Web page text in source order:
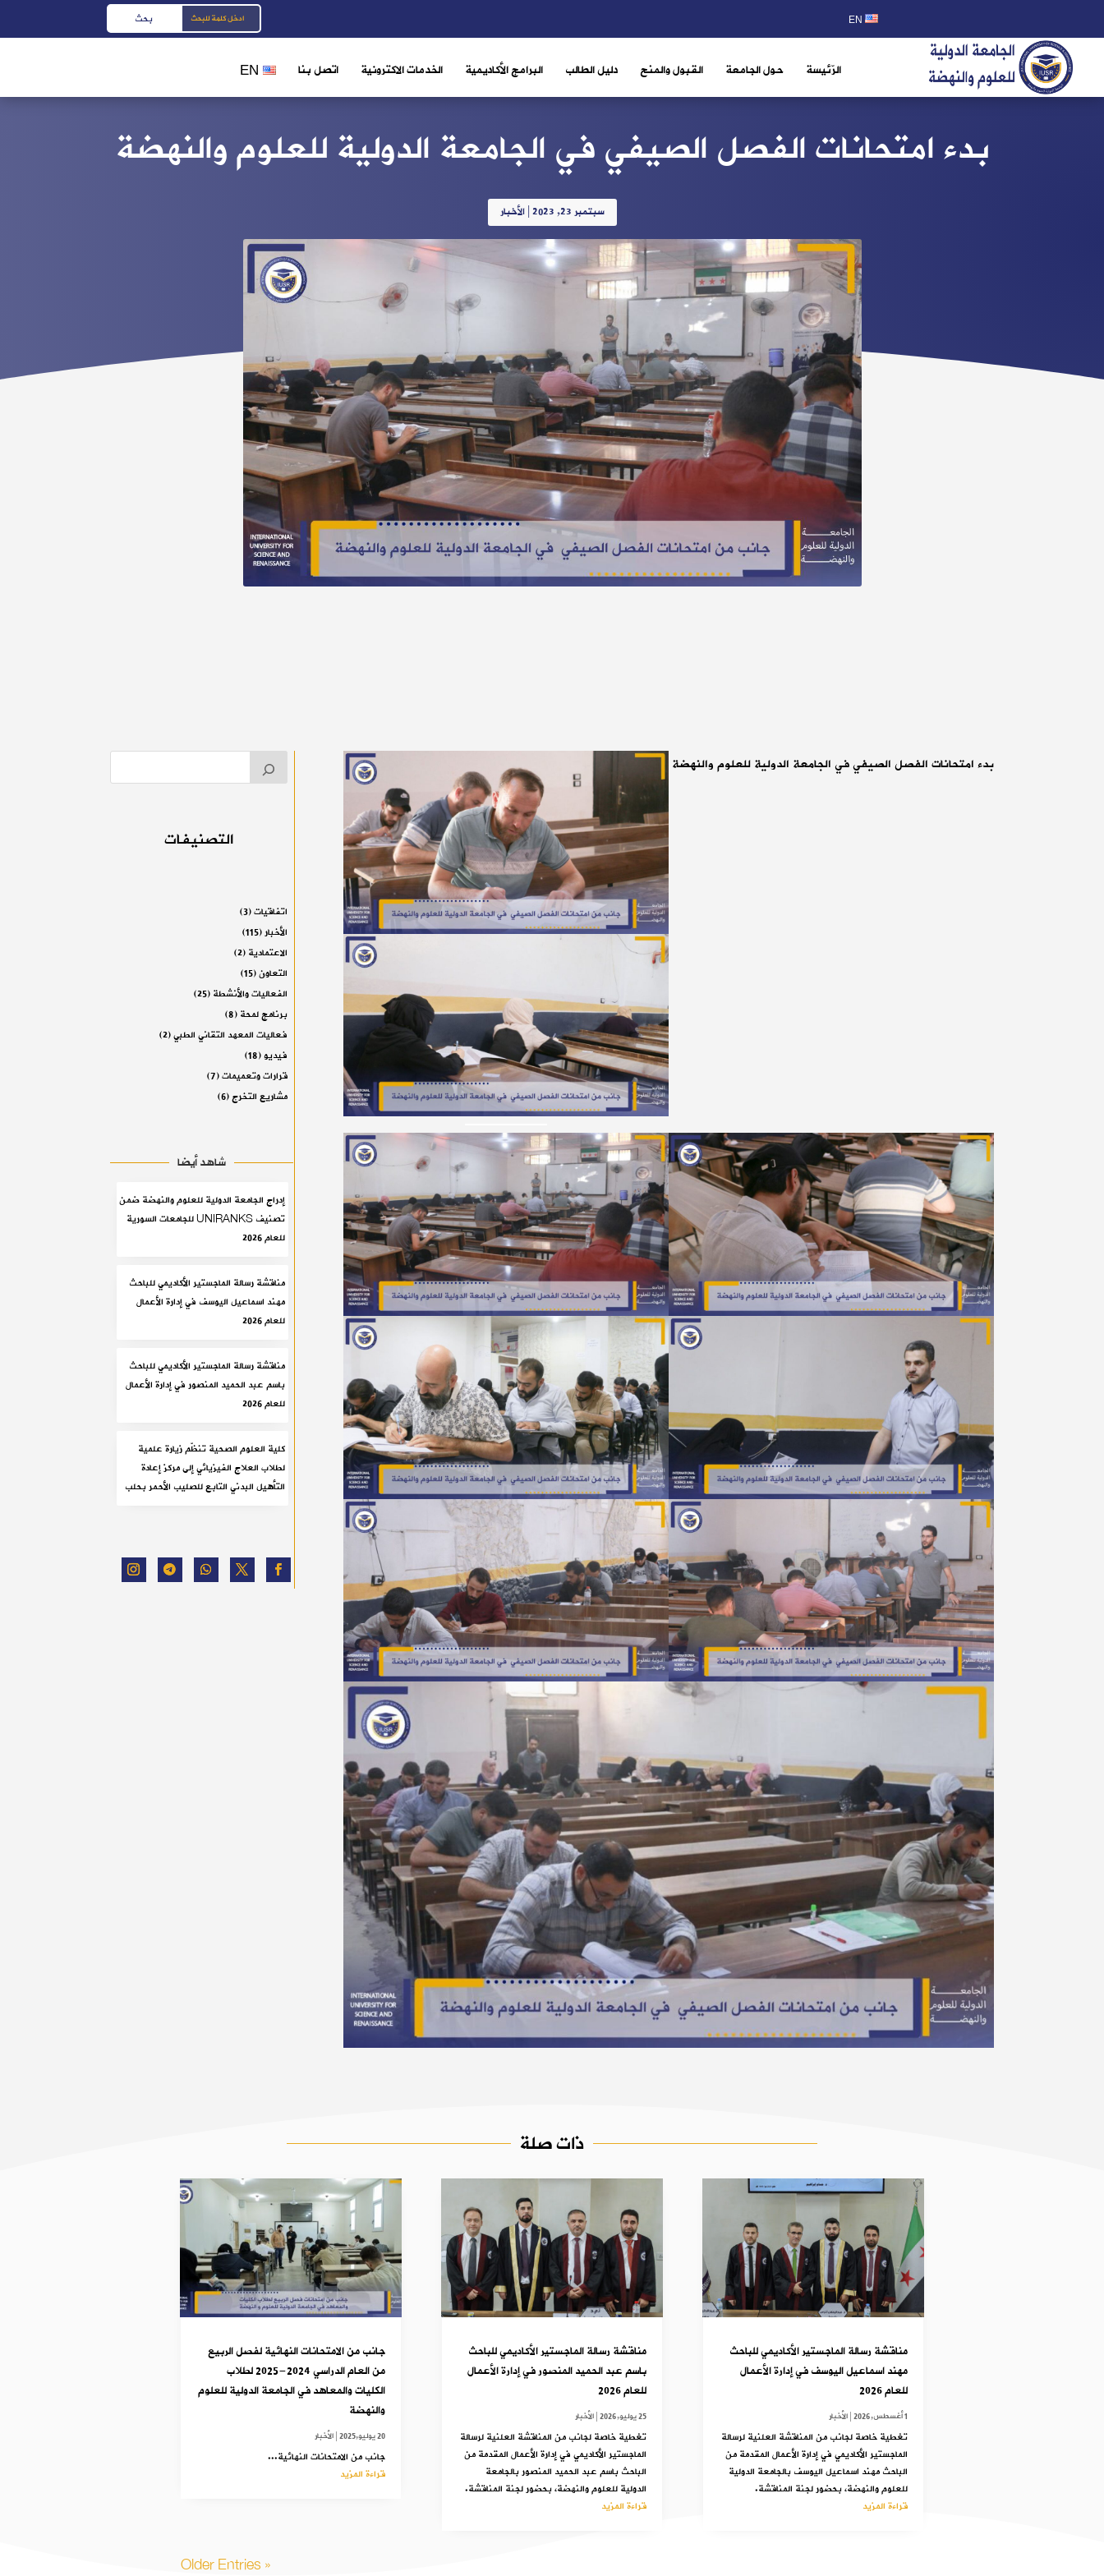
EN
الرّئيسة حول الجامعة القبول والمنح دليل الطالب البرامج الأكاديمية الخدمات الاكترونية اتصل بنا EN
بدء امتحانات الفصل الصيفي في الجامعة الدولية للعلوم والنهضة
سبتمبر 23, 2023 |الأخبار
التصنيفات
اتفاقيات(3)
الأخبار(115)
الاعتمادية(2)
التعاون(15)
الفعاليات والأنشطة(25)
برنامج لمحة(8)
فعاليات المعهد التقاني الطبي(2)
فيديو(18)
قرارات وتعميمات(7)
مشاريع التخرج(6)
شاهد أيضا
إدراج الجامعة الدولية للعلوم والنهضة ضمن
تصنيف UNIRANKS للجامعات السورية
للعام 2026
مناقشة رسالة الماجستير الأكاديمي للباحث
مهند اسماعيل اليوسف في إدارة الأعمال
للعام 2026
مناقشة رسالة الماجستير الأكاديمي للباحث
باسم عبد الحميد المنصور في إدارة الأعمال
للعام 2026
كلية العلوم الصحية تنظّم زيارة علمية
لطلاب العلاج الفيزيائي إلى مركز إعادة
التأهيل البدني التابع للصليب الأحمر بحلب
بدء امتحانات الفصل الصيفي في الجامعة الدولية للعلوم والنهضة
ذات صلة
مناقشة رسالة الماجستير الأكاديمي للباحث
مهند اسماعيل اليوسف في إدارة الأعمال
للعام 2026
1 أغسطس,2026 |الأخبار
تغطية خاصة لجانب من المناقشة العلنية لرسالة
الماجستير الأكاديمي في إدارة الأعمال المقدمة من
الباحث مهند اسماعيل اليوسف بالجامعة الدولية
للعلوم والنهضة، بحضور لجنة المناقشة.
قراءة المزيد
مناقشة رسالة الماجستير الأكاديمي للباحث
باسم عبد الحميد المنصور في إدارة الأعمال
للعام 2026
25 يوليو,2026 |الأخبار
تغطية خاصة لجانب من المناقشة العلنية لرسالة
الماجستير الأكاديمي في إدارة الأعمال المقدمة من
الباحث باسم عبد الحميد المنصور بالجامعة
الدولية للعلوم والنهضة، بحضور لجنة المناقشة.
قراءة المزيد
جانب من الامتحانات النهائية لفصل الربيع
من العام الدراسي 2024-2025 لطلاب
الكليات والمعاهد في الجامعة الدولية للعلوم
والنهضة
20 يوليو,2025 |الأخبار
جانب من الامتحانات النهائية...
قراءة المزيد
« Older Entries